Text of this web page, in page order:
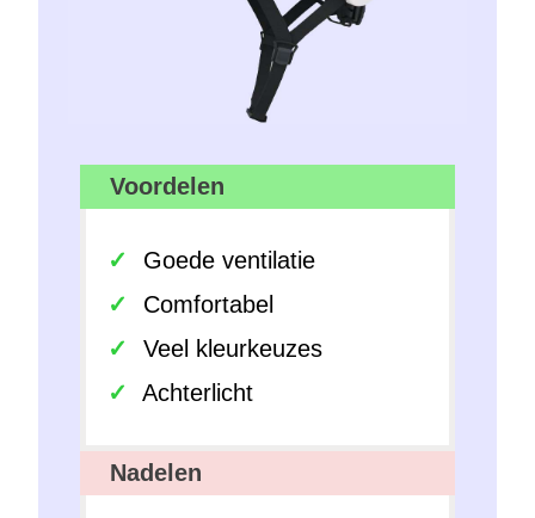
Voordelen
Goede ventilatie
Comfortabel
Veel kleurkeuzes
Achterlicht
Nadelen